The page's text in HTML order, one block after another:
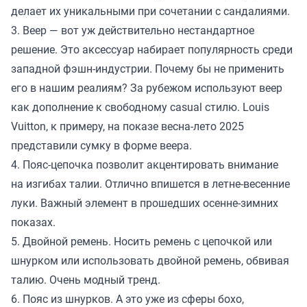
делает их уникальными при сочетании с сандалиями.
3. Веер — вот уж действительно нестандартное
решение. Это аксессуар набирает популярность среди
западной фэшн-индустрии. Почему бы не применить
его в нашим реалиям? За рубежом используют веер
как дополнение к свободному casual стилю. Louis
Vuitton, к примеру, на показе весна-лето 2025
представили сумку в форме веера.
4. Пояс-цепочка позволит акцентировать внимание
на изгибах талии. Отлично впишется в летне-весенние
луки. Важный элемент в прошедших осенне-зимних
показах.
5. Двойной ремень. Носить ремень с цепочкой или
шнурком или использовать двойной ремень, обвивая
талию. Очень модный тренд.
6. Пояс из шнурков. А это уже из сферы бохо,